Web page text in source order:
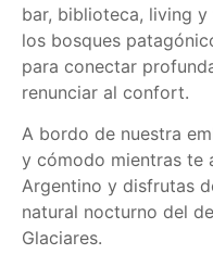
bar, biblioteca, living
los bosques
para conectar
renunciar al confort.
A bordo de nuestra
y cómodo mientras te
Argentino y disfrutas
natural nocturno del
Glaciares.